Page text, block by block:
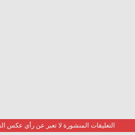
التعليقات المنشورة لا تعبر عن رأي عكس